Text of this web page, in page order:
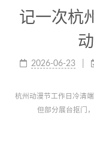
记一次杭
2026-06-23
杭州动漫节工作日冷清
但部分展台抠门